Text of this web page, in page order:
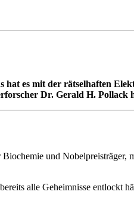
es mit der rätselhaften
Dr. Gerald H.
und Nobelpreisträger,
alle Geheimnisse